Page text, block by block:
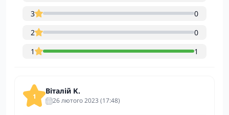
3
0
2
0
1
1
1
Віталій К.
26 лютого 2023 (17:48)